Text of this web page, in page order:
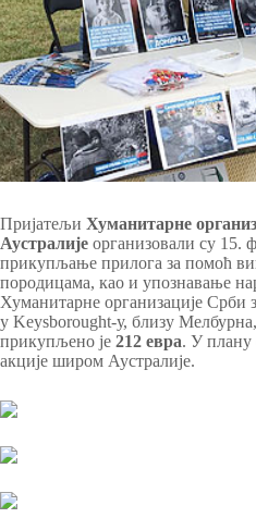
Пријатељи Хуманитарне
Аустралије организовали су 15.
прикупљање прилога за помоћ
породицама, као и упознавање
Хуманитарне организације Срби
у Keysborought-у, близу Мелбурна,
прикупљено је 212 евра. У плану
акције широм Аустралије.